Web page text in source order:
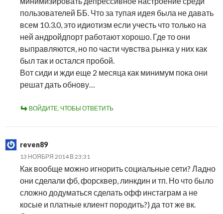
пользователей ББ. Что за тупая идея была не давать
всем 10.3.0, это идиотизм если учесть что только на
ней андройдпорт работают хорошо. Где то они
выправляются, но по части чувства рынка у них как
был так и остался пробой.
Вот сиди и жди еще 2 месяца как минимум пока они
решат дать обнову…
ВОЙДИТЕ, ЧТОБЫ ОТВЕТИТЬ
reven89
13 НОЯБРЯ 2014 В 23:31
Как вообще можно игнорить социальные сети? Ладно
они сделали фб, форсквер, линкдин и тп. Но что было
сложно додуматься сделать офф инстаграм а не
косые и платные клиент породить?) да тот же вк.